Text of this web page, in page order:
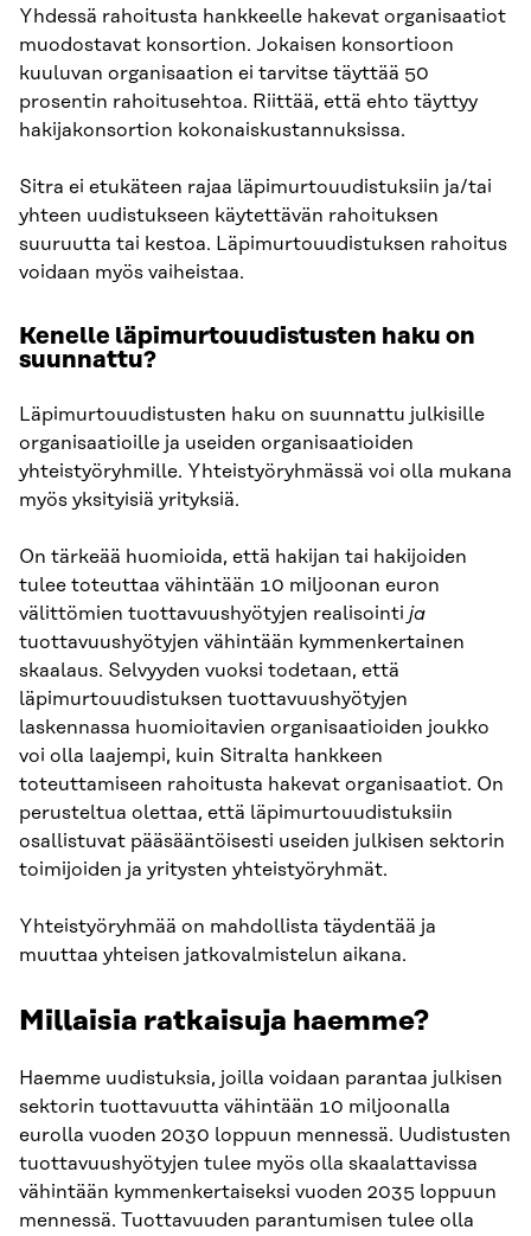
Yhdessä rahoitusta hankkeelle hakevat organisaatiot
muodostavat konsortion. Jokaisen konsortioon
kuuluvan organisaation ei tarvitse täyttää 50
prosentin rahoitusehtoa. Riittää, että ehto täyttyy
hakijakonsortion kokonaiskustannuksissa.
Sitra ei etukäteen rajaa läpimurtouudistuksiin ja/tai
yhteen uudistukseen käytettävän rahoituksen
suuruutta tai kestoa. Läpimurtouudistuksen rahoitus
voidaan myös vaiheistaa.
Kenelle läpimurtouudistusten haku on
suunnattu?
Läpimurtouudistusten haku on suunnattu julkisille
organisaatioille ja useiden organisaatioiden
yhteistyöryhmille. Yhteistyöryhmässä voi olla mukana
myös yksityisiä yrityksiä.
On tärkeää huomioida, että hakijan tai hakijoiden
tulee toteuttaa vähintään 10 miljoonan euron
välittömien tuottavuushyötyjen realisointi ja
tuottavuushyötyjen vähintään kymmenkertainen
skaalaus. Selvyyden vuoksi todetaan, että
läpimurtouudistuksen tuottavuushyötyjen
laskennassa huomioitavien organisaatioiden joukko
voi olla laajempi, kuin Sitralta hankkeen
toteuttamiseen rahoitusta hakevat organisaatiot. On
perusteltua olettaa, että läpimurtouudistuksiin
osallistuvat pääsääntöisesti useiden julkisen sektorin
toimijoiden ja yritysten yhteistyöryhmät.
Yhteistyöryhmää on mahdollista täydentää ja
muuttaa yhteisen jatkovalmistelun aikana.
Millaisia ratkaisuja haemme?
Haemme uudistuksia, joilla voidaan parantaa julkisen
sektorin tuottavuutta vähintään 10 miljoonalla
eurolla vuoden 2030 loppuun mennessä. Uudistusten
tuottavuushyötyjen tulee myös olla skaalattavissa
vähintään kymmenkertaiseksi vuoden 2035 loppuun
mennessä. Tuottavuuden parantumisen tulee olla